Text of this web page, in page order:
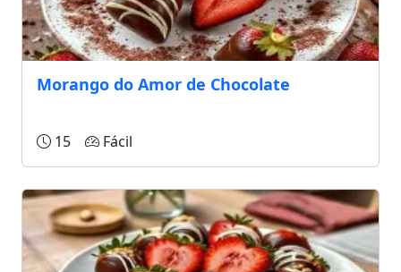
Morango do Amor de Chocolate
15 Fácil